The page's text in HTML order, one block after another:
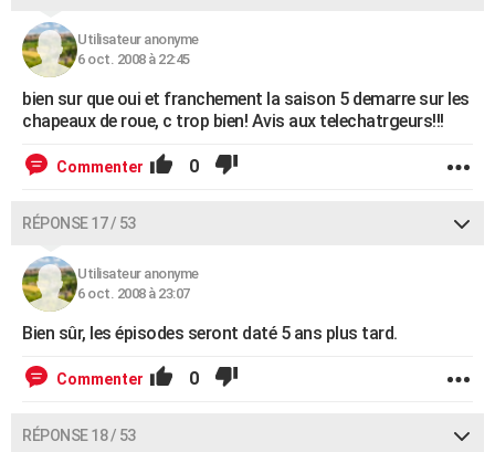
Utilisateur anonyme
6 oct. 2008 à 22:45
bien sur que oui et franchement la saison 5 demarre sur les
chapeaux de roue, c trop bien! Avis aux telechatrgeurs!!!
Commenter 0
RÉPONSE 17 / 53
Utilisateur anonyme
6 oct. 2008 à 23:07
Bien sûr, les épisodes seront daté 5 ans plus tard.
Commenter 0
RÉPONSE 18 / 53